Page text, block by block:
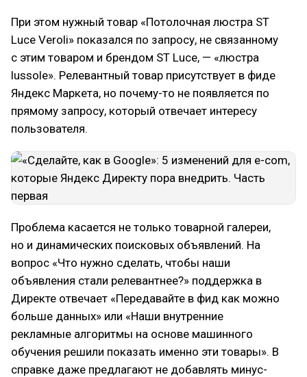
При этом нужный товар «Потолочная люстра ST
Luce Veroli» показался по запросу, не связанному
с этим товаром и брендом ST Luce, — «люстра
lussole». Релевантный товар присутствует в фиде
Яндекс Маркета, но почему-то не появляется по
прямому запросу, который отвечает интересу
пользователя.
Проблема касается не только товарной галереи,
но и динамических поисковых объявлений. На
вопрос «Что нужно сделать, чтобы наши
объявления стали релевантнее?» поддержка в
Директе отвечает «Передавайте в фид как можно
больше данных» или «Наши внутренние
рекламные алгоритмы на основе машинного
обучения решили показать именно эти товары». В
справке даже предлагают не добавлять минус-